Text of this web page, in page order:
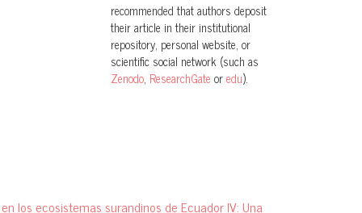
recommended that authors deposit
their article in their institutional
repository, personal website, or
scientific social network (such as
Zenodo, ResearchGate oredu).
los ecosistemas surandinos de Ecuador IV: Una